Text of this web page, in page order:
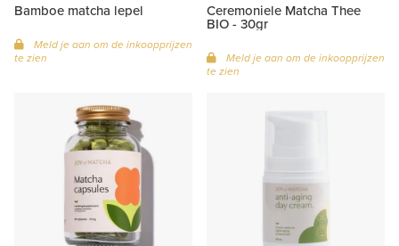
Bamboe matcha lepel
Meld je aan om de inkoopprijzen
te zien
Ceremoniele Matcha Thee
BIO - 30gr
Meld je aan om de inkoopprijzen
te zien